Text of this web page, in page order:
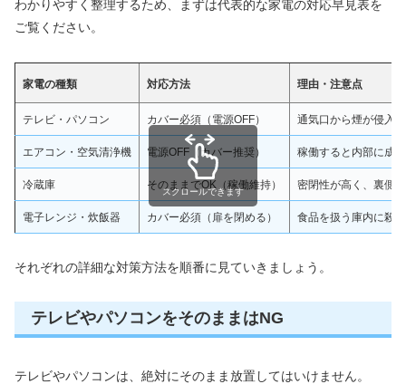
わかりやすく整理するため、まずは代表的な家電の対応早見表を
ご覧ください。
家電の種類 対応方法 理由・注意点
テレビ・パソコン カバー必須（電源OFF） 通気口から煙が侵入
エアコン・空気清浄機 電源OFF（カバー推奨） 稼働すると内部に成
冷蔵庫 そのままでOK（稼働維持） 密閉性が高く、裏側
電子レンジ・炊飯器 カバー必須（扉を閉める） 食品を扱う庫内に殺
スクロールできます
それぞれの詳細な対策方法を順番に見ていきましょう。
テレビやパソコンをそのままはNG
テレビやパソコンは、絶対にそのまま放置してはいけません。